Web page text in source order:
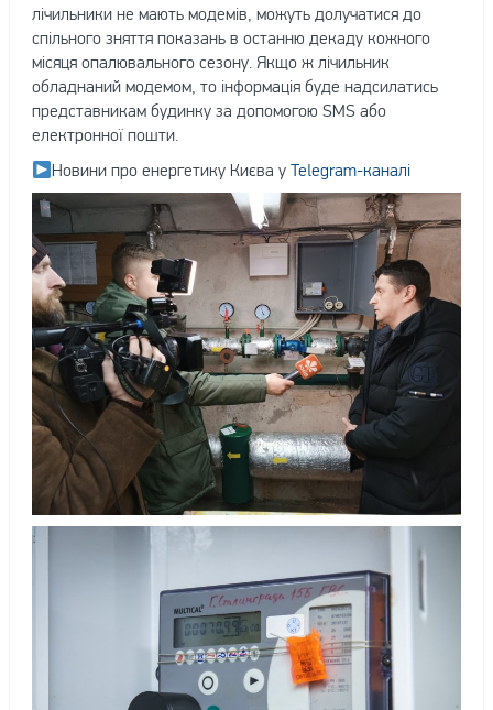
лічильники не мають модемів, можуть долучатися до
спільного зняття показань в останню декаду кожного
місяця опалювального сезону. Якщо ж лічильник
обладнаний модемом, то інформація буде надсилатись
представникам будинку за допомогою SMS або
електронної пошти.
Новини про енергетику Києва уTelegram-каналі